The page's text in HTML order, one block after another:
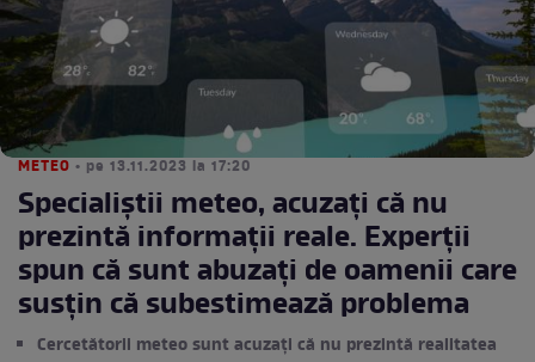
METEO • pe 13.11.2023 la 17:20
Specialiștii meteo, acuzați că nu
prezintă informații reale. Experții
spun că sunt abuzați de oamenii care
susţin că subestimează problema
Cercetătorii meteo sunt acuzați că nu prezintă realitatea